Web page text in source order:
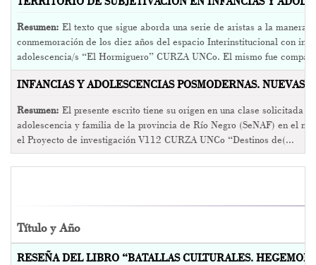
Resumen: El texto que sigue aborda una serie de aristas a la manera
conmemoración de los diez años del espacio Interinstitucional con
adolescencia/s “El Hormiguero” CURZA UNCo. El mismo fue
INFANCIAS Y ADOLESCENCIAS POSMODERNAS.
Resumen: El presente escrito tiene su origen en una clase solicitada
adolescencia y familia de la provincia de Río Negro (SeNAF) en el
el Proyecto de investigación V112 CURZA UNCo “Destinos de(...
Título y Año
RESEÑA DEL LIBRO “BATALLAS CULTURALES.